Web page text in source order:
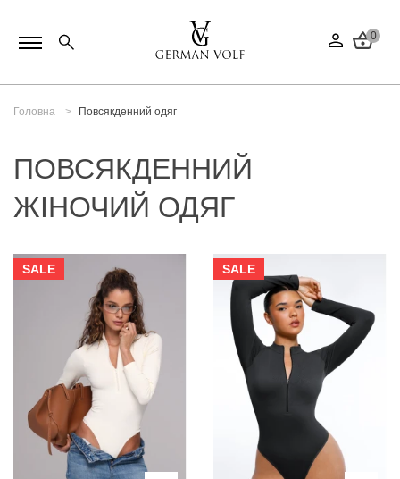
0
Головна Повсякденний одяг
ПОВСЯКДЕННИЙ
ЖІНОЧИЙ ОДЯГ
SALE SALE